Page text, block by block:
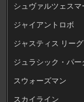
シュヴァルツェスマ
ジャイアントロボ
ジャスティス リーグ
ジュラシック・パー
スウォーズマン
スカイライン